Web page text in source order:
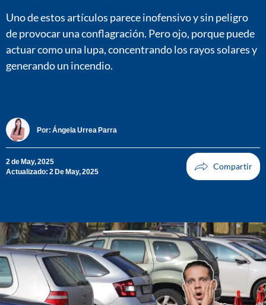
Uno de estos artículos parece inofensivo y sin peligro
de provocar una conflagración. Pero ojo, porque puede
actuar como una lupa, concentrando los rayos solares y
generando un incendio.
Por: Ángela Urrea Parra
2 de May, 2025
Actualizado: 2 De May, 2025